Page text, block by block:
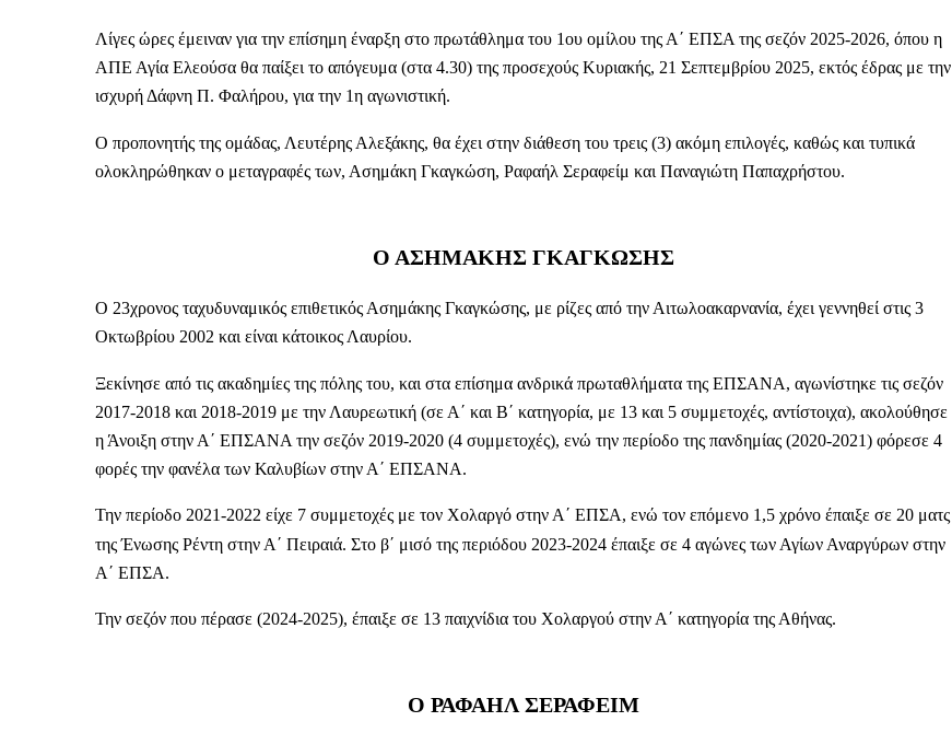
Λίγες ώρες έμειναν για την επίσημη έναρξη στο πρωτάθλημα του 1ου ομίλου της Α΄ ΕΠΣΑ της σεζόν 2025-2026, όπου η
ΑΠΕ Αγία Ελεούσα θα παίξει το απόγευμα (στα 4.30) της προσεχούς Κυριακής, 21 Σεπτεμβρίου 2025, εκτός έδρας με την
ισχυρή Δάφνη Π. Φαλήρου, για την 1η αγωνιστική.
Ο προπονητής της ομάδας, Λευτέρης Αλεξάκης, θα έχει στην διάθεση του τρεις (3) ακόμη επιλογές, καθώς και τυπικά
ολοκληρώθηκαν ο μεταγραφές των, Ασημάκη Γκαγκώση, Ραφαήλ Σεραφείμ και Παναγιώτη Παπαχρήστου.
Ο ΑΣΗΜΑΚΗΣ ΓΚΑΓΚΩΣΗΣ
Ο 23χρονος ταχυδυναμικός επιθετικός Ασημάκης Γκαγκώσης, με ρίζες από την Αιτωλοακαρνανία, έχει γεννηθεί στις 3
Οκτωβρίου 2002 και είναι κάτοικος Λαυρίου.
Ξεκίνησε από τις ακαδημίες της πόλης του, και στα επίσημα ανδρικά πρωταθλήματα της ΕΠΣΑΝΑ, αγωνίστηκε τις σεζόν
2017-2018 και 2018-2019 με την Λαυρεωτική (σε Α΄ και Β΄ κατηγορία, με 13 και 5 συμμετοχές, αντίστοιχα), ακολούθησε
η Άνοιξη στην Α΄ ΕΠΣΑΝΑ την σεζόν 2019-2020 (4 συμμετοχές), ενώ την περίοδο της πανδημίας (2020-2021) φόρεσε 4
φορές την φανέλα των Καλυβίων στην Α΄ ΕΠΣΑΝΑ.
Την περίοδο 2021-2022 είχε 7 συμμετοχές με τον Χολαργό στην Α΄ ΕΠΣΑ, ενώ τον επόμενο 1,5 χρόνο έπαιξε σε 20 ματς
της Ένωσης Ρέντη στην Α΄ Πειραιά. Στο β΄ μισό της περιόδου 2023-2024 έπαιξε σε 4 αγώνες των Αγίων Αναργύρων στην
Α΄ ΕΠΣΑ.
Την σεζόν που πέρασε (2024-2025), έπαιξε σε 13 παιχνίδια του Χολαργού στην Α΄ κατηγορία της Αθήνας.
Ο ΡΑΦΑΗΛ ΣΕΡΑΦΕΙΜ